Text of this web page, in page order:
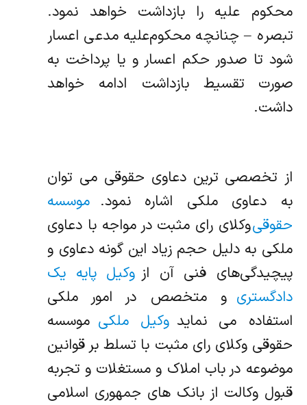
محکوم علیه را بازداشت خواهد نمود.
تبصره – چنانچه محکوم‌علیه مدعی اعسار
شود تا صدور حکم اعسار و یا پرداخت به
صورت تقسیط بازداشت ادامه خواهد
داشت.
از تخصصی ترین دعاوی حقوقی می توان
به دعاوی ملکی اشاره نمود. موسسه
حقوقیوکلای رای مثبت در مواجه با دعاوی
ملکی به دلیل حجم زیاد این گونه دعاوی و
پیچیدگی‌های فنی آن از وکیل پایه یک
دادگستری و متخصص در امور ملکی
استفاده می نمایدوکیل ملکی موسسه
حقوقی وکلای رای مثبت با تسلط بر قوانین
موضوعه در باب املاک و مستغلات و تجربه
قبول وکالت از بانک های جمهوری اسلامی